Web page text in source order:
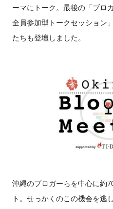
ーマにトーク。最後の「ブロ
全員参加型トークセッション
たちも登壇しました。
沖縄のブロガーらを中心に約
ト。せっかくのこの機会を